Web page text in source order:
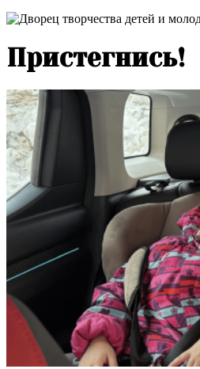
Пристегнись!